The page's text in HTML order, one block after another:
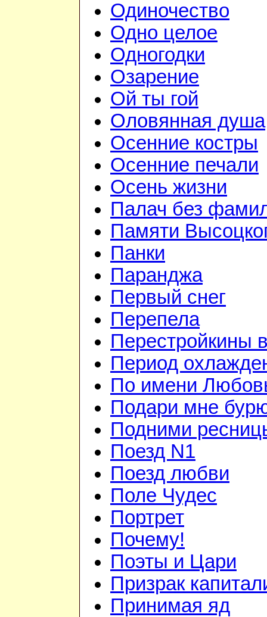
Одиночество
Одно целое
Одногодки
Озарение
Ой ты гой
Оловянная душа
Осенние костры
Осенние печали
Осень жизни
Палач без
Памяти
Панки
Паранджа
Первый снег
Перепела
Перестройкины
Период
По имени
Подари мне
Подними
Поезд N1
Поезд любви
Поле Чудес
Портрет
Почему!
Поэты и Цари
Призрак
Принимая яд